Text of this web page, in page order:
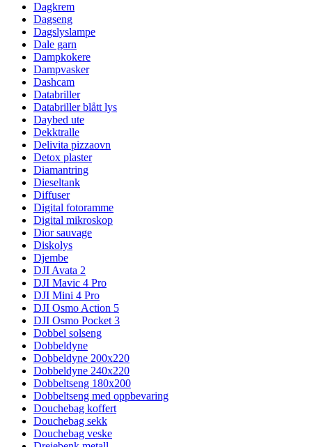
Dagkrem
Dagseng
Dagslyslampe
Dale garn
Dampkokere
Dampvasker
Dashcam
Databriller
Databriller blått lys
Daybed ute
Dekktralle
Delivita pizzaovn
Detox plaster
Diamantring
Dieseltank
Diffuser
Digital fotoramme
Digital mikroskop
Dior sauvage
Diskolys
Djembe
DJI Avata 2
DJI Mavic 4 Pro
DJI Mini 4 Pro
DJI Osmo Action 5
DJI Osmo Pocket 3
Dobbel solseng
Dobbeldyne
Dobbeldyne 200x220
Dobbeldyne 240x220
Dobbeltseng 180x200
Dobbeltseng med oppbevaring
Douchebag koffert
Douchebag sekk
Douchebag veske